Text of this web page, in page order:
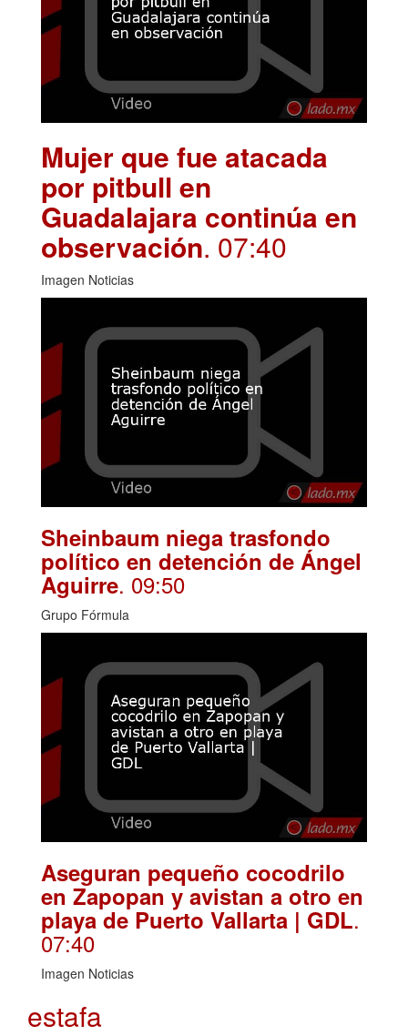
Mujer que fue atacada
por pitbull en
Guadalajara continúa en
observación. 07:40
Imagen Noticias
Sheinbaum niega trasfondo
político en detención de Ángel
Aguirre. 09:50
Grupo Fórmula
Aseguran pequeño cocodrilo
en Zapopan y avistan a otro en
playa de Puerto Vallarta | GDL.
07:40
Imagen Noticias
estafa